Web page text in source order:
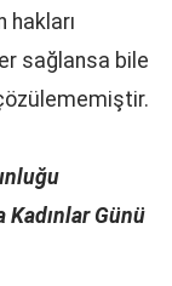
hakları
sağlansa bile
Kadınlar Günü